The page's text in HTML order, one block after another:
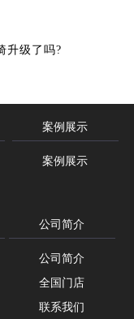
升级了吗?
案例展示
案例展示
公司简介
公司简介
全国门店
联系我们